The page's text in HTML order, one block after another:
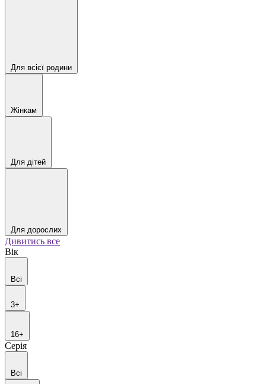
Для всієї родини
Жінкам
Для дітей
Для дорослих
Дивитись все
Вік
Всі
3+
16+
Серія
Всі